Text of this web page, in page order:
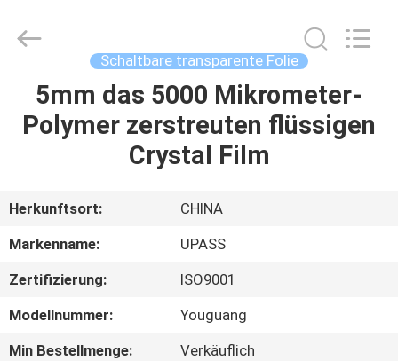
HAUSE
VIDEOS
VR-
SHOW
Co.,Ltd..
Schaltbare transparente Folie
5mm das 5000 Mikrometer-
Polymer zerstreuten flüssigen
Crystal Film
Herkunftsort:
CHINA
Markenname:
UPASS
Zertifizierung:
ISO9001
Modellnummer:
Youguang
Min Bestellmenge:
Verkäuflich